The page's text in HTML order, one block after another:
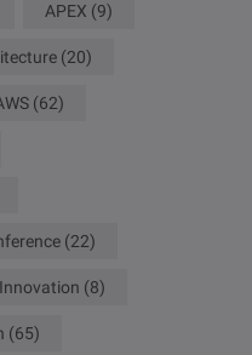
APEX (9)
(20)
(62)
(22)
(8)
(65)